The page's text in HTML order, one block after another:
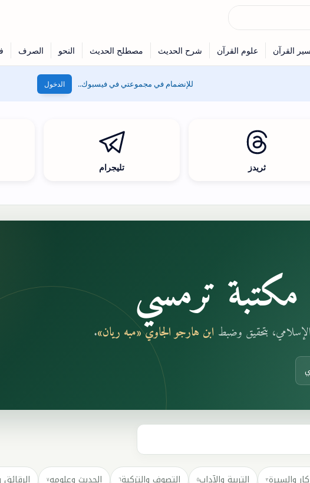
للإنضمام في مجموعتي في فيسبوك.. الدخول
ثريدز تليجرام
ترمسي
بتحقيق وضبط ابن هارجو الجاوي «مبه ريان».
والسيرة٣ التربية والآداب٥ التصوف والتزكية٦ الحديث وعلومه٧